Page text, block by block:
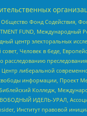
Фонд Содействия,
FUND,
центр электоральных
Человек в беде,
либеральной
информации, Проект
Колледж,
ИДЕЛЬ-УРАЛ,
Институт правовой